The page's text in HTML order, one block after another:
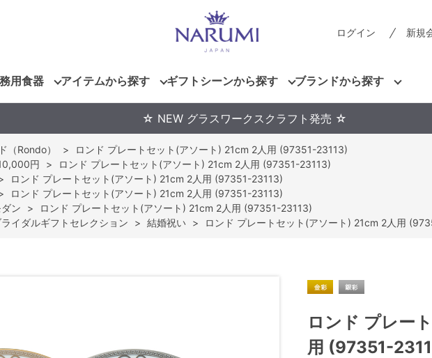
ログイン 新規
用食器 アイテムから探す ギフトシーンから探す ブランドから探す
☆ NEW グラスワークスクラフト発売 ☆
（Rondo） >
ロンド プレートセット(アソート) 21cm 2人用 (97351-23113)
円 >
ロンド プレートセット(アソート) 21cm 2人用 (97351-23113)
ロンド プレートセット(アソート) 21cm 2人用 (97351-23113)
ロンド プレートセット(アソート) 21cm 2人用 (97351-23113)
ン >
ロンド プレートセット(アソート) 21cm 2人用 (97351-23113)
ライダルギフトセレクション > 結婚祝い > ロンド プレートセット(アソート) 21cm 2人用
ロンド プレー
用 (97351-